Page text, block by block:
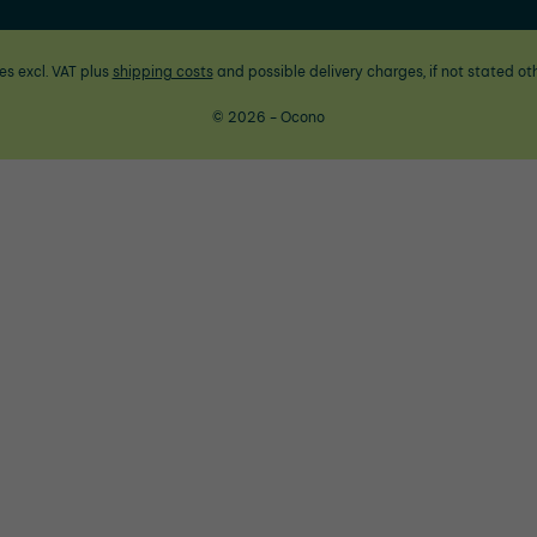
excl. VAT plus shipping costsand possible delivery charges, if not stated
© 2026 - Ocono